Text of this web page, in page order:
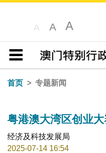
A A A
目录
首页
专题新闻
粤港澳大湾区创业
经济及科技发展局
2025-07-14 16:54